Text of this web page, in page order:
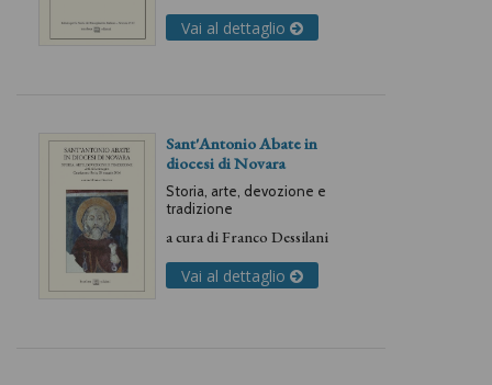
Vai al dettaglio
Sant'Antonio Abate in
diocesi di Novara
Storia, arte, devozione e
tradizione
a cura diFranco Dessilani
Vai al dettaglio